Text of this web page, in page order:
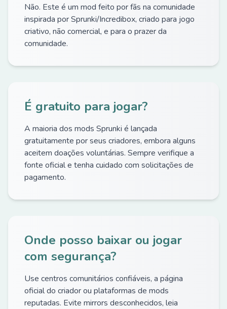
Não. Este é um mod feito por fãs na comunidade
inspirada por Sprunki/Incredibox, criado para jogo
criativo, não comercial, e para o prazer da
comunidade.
É gratuito para jogar?
A maioria dos mods Sprunki é lançada
gratuitamente por seus criadores, embora alguns
aceitem doações voluntárias. Sempre verifique a
fonte oficial e tenha cuidado com solicitações de
pagamento.
Onde posso baixar ou jogar
com segurança?
Use centros comunitários confiáveis, a página
oficial do criador ou plataformas de mods
reputadas. Evite mirrors desconhecidos, leia